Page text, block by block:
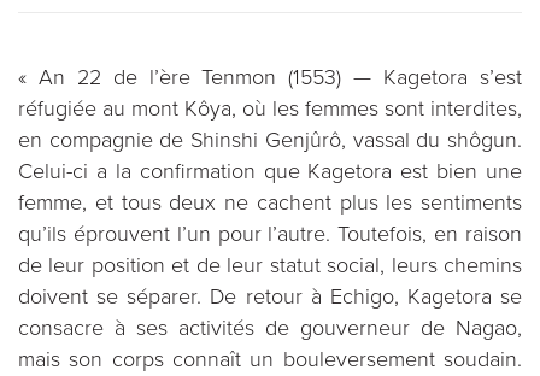
« An 22 de l’ère Tenmon (1553) — Kagetora s’est
réfugiée au mont Kôya, où les femmes sont interdites,
en compagnie de Shinshi Genjûrô, vassal du shôgun.
Celui-ci a la confirmation que Kagetora est bien une
femme, et tous deux ne cachent plus les sentiments
qu’ils éprouvent l’un pour l’autre. Toutefois, en raison
de leur position et de leur statut social, leurs chemins
doivent se séparer. De retour à Echigo, Kagetora se
consacre à ses activités de gouverneur de Nagao,
mais son corps connaît un bouleversement soudain.